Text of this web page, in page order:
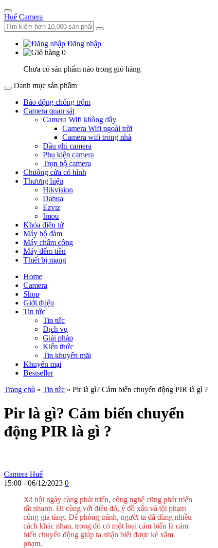
Huế Camera
Đăng nhập
0
Chưa có sản phẩm nào trong giỏ hàng
Danh mục sản phẩm
Báo động chống trộm
Camera quan sát
Camera Wifi không dây
Camera Wifi ngoài trời
Camera wifi trong nhà
Đầu ghi camera
Phụ kiện camera
Trọn bộ camera
Chuông cửa có hình
Thương hiệu
Hikvision
Dahua
Ezviz
Imou
Khóa điện tử
Máy bộ đàm
Máy chấm công
Máy đếm tiền
Thiết bị mạng
Home
Camera
Shop
Giới thiệu
Tin tức
Tin tức
Dịch vụ
Giải pháp
Kiến thức
Tin khuyến mãi
Khuyến mại
Bestseller
Trang chủ » Tin tức » Pir là gì? Cảm biến chuyển động PIR là gì ?
Pir là gì? Cảm biến chuyển
động PIR là gì ?
Camera Huế
15:08 - 06/12/2023 0
Xã hội ngày càng phát triển, công nghệ cũng phát triển
rất nhanh. Đi cùng với điều đó, ý đồ xấu và tội phạm
cũng gia tăng. Để phòng tránh, người ta đã dùng nhiều
cách khác nhau, trong đó có một loại cảm biến là cảm
biến chuyển động giúp ta nhận biết được kẻ xâm
phạm.